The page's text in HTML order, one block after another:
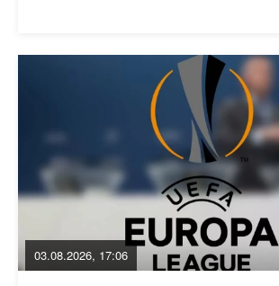
03.08.2026, 17:06